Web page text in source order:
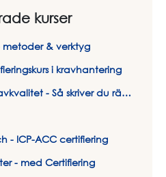
kurser
metoder & verktyg
i kravhantering
Kravformulering och kravkvalitet - Så skriver du rätt krav på rätt sätt
- ICP-ACC certifiering
- med Certifiering